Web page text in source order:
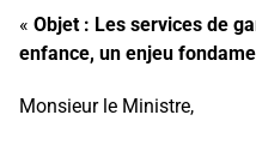
«Objet : Les services de
enfance, un enjeu
Monsieur le Ministre,